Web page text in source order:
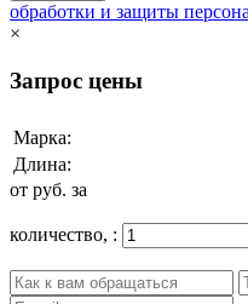
обработки и защиты
×
Запрос цены
Марка:
Длина:
от руб. за
количество, :